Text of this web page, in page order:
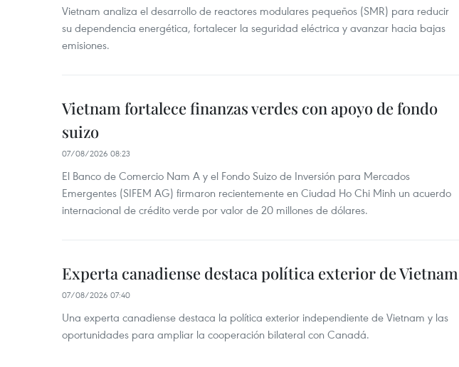
Vietnam analiza el desarrollo de reactores modulares pequeños (SMR) para reducir
su dependencia energética, fortalecer la seguridad eléctrica y avanzar hacia bajas
emisiones.
Vietnam fortalece finanzas verdes con apoyo de fondo
suizo
07/08/2026 08:23
El Banco de Comercio Nam A y el Fondo Suizo de Inversión para Mercados
Emergentes (SIFEM AG) firmaron recientemente en Ciudad Ho Chi Minh un acuerdo
internacional de crédito verde por valor de 20 millones de dólares.
Experta canadiense destaca política exterior de Vietnam
07/08/2026 07:40
Una experta canadiense destaca la política exterior independiente de Vietnam y las
oportunidades para ampliar la cooperación bilateral con Canadá.